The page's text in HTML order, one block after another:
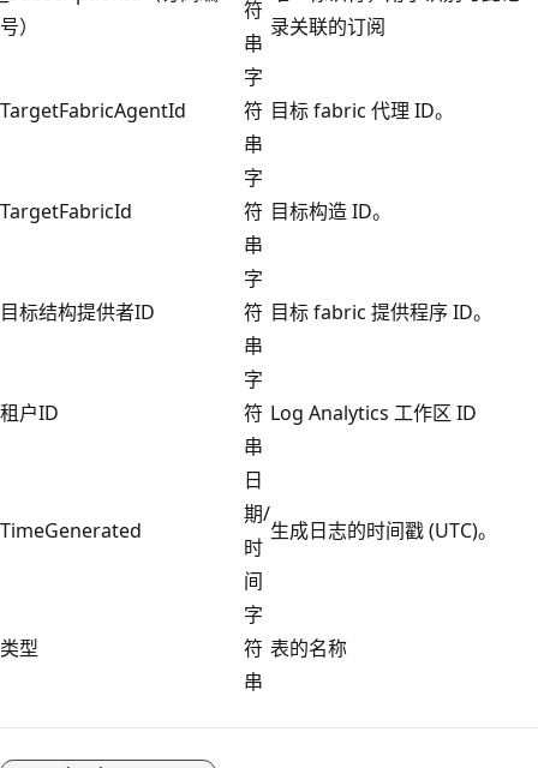
号）
符
串
录关联的订阅
TargetFabricAgentId
字
符
串
目标 fabric 代理 ID。
TargetFabricId
字
符
串
目标构造 ID。
目标结构提供者ID
字
符
串
目标 fabric 提供程序 ID。
租户ID
字
符
串
Log Analytics 工作区 ID
TimeGenerated
日
期/
时
间
生成日志的时间戳 (UTC)。
类型
字
符
串
表的名称